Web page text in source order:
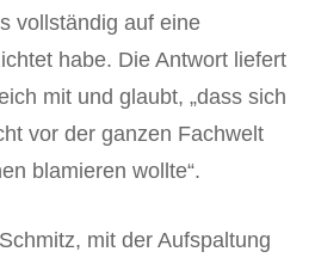
vollständig auf eine
habe. Die Antwort liefert
mit und glaubt, „dass sich
vor der ganzen Fachwelt
blamieren wollte“.
mit der Aufspaltung